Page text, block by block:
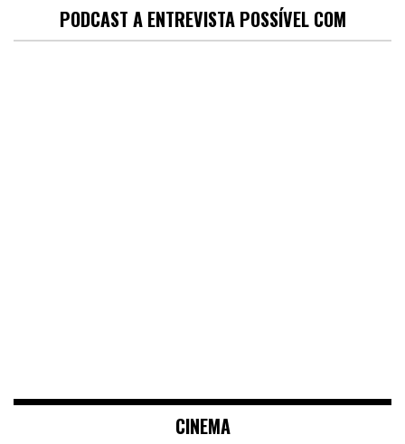
PODCAST A ENTREVISTA POSSÍVEL COM
CINEMA